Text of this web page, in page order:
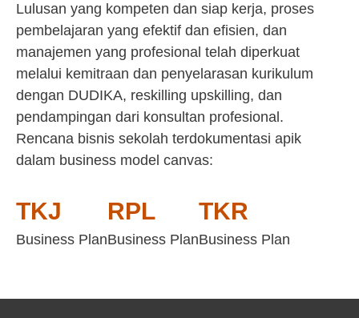
Lulusan yang kompeten dan siap kerja, proses
pembelajaran yang efektif dan efisien, dan
manajemen yang profesional telah diperkuat
melalui kemitraan dan penyelarasan kurikulum
dengan DUDIKA, reskilling upskilling, dan
pendampingan dari konsultan profesional.
Rencana bisnis sekolah terdokumentasi apik
dalam business model canvas:
TKJ
Business Plan
RPL
Business Plan
TKR
Business Plan